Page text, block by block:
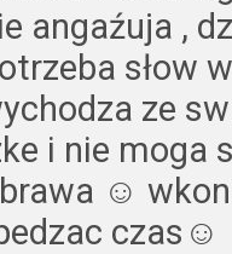
angaźuja ,
słow
ze
i nie
☺
czas☺